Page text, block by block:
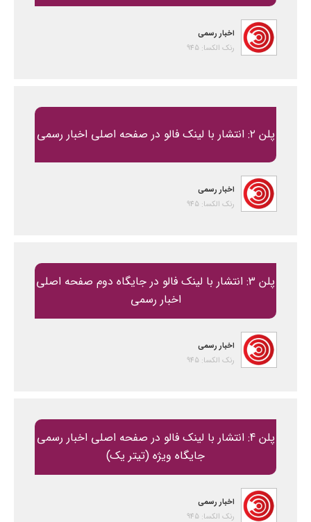
اخبار رسمی
رنک الکسا: 945
پلن ۲: انتشار با لینک فالو در صفحه اصلی اخبار رسمی
اخبار رسمی
رنک الکسا: 945
پلن 3: انتشار با لینک فالو در جایگاه دوم صفحه اصلی
اخبار رسمی
اخبار رسمی
رنک الکسا: 945
پلن 4: انتشار با لینک فالو در صفحه اصلی اخبار رسمی
جایگاه ویژه (تیتر یک)
اخبار رسمی
رنک الکسا: 945